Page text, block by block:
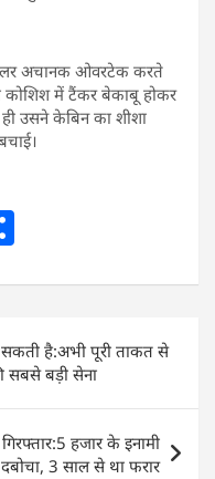
अचानक ओवरटेक करते
में टैंकर बेकाबू होकर
उसने केबिन का शीशा
ar
e है:अभी पूरी ताकत से
सबसे बड़ी सेना
हजार के इनामी
3 साल से था फरार